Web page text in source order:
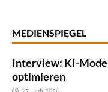
MEDIENSPIEGEL
Interview: KI-
optimieren